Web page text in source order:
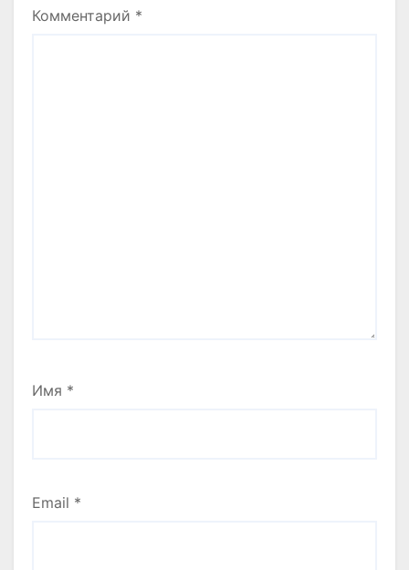
Комментарий *
Имя *
Email *